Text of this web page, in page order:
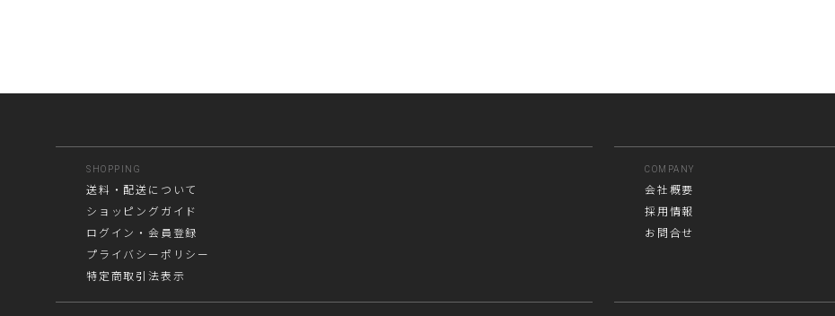
SHOPPING
送料・配送について
ショッピングガイド
ログイン・会員登録
プライバシーポリシー
特定商取引法表示
COMPANY
会社概要
採用情報
お問合せ